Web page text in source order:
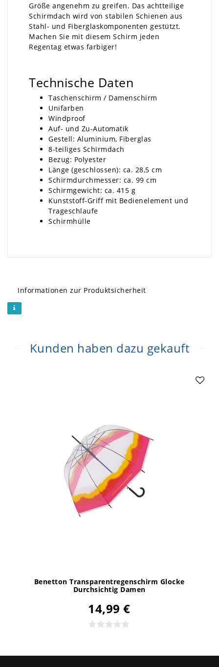
Größe angenehm zu greifen. Das achtteilige
Schirmdach wird von stabilen Schienen aus
Stahl- und Fiberglaskomponenten gestützt.
Machen Sie mit diesem Schirm jeden
Regentag etwas farbiger!
Technische Daten
Taschenschirm / Damenschirm
Unifarben
Windproof
Auf- und Zu-Automatik
Gestell: Aluminium, Fiberglas
8-teiliges Schirmdach
Bezug: Polyester
Länge (geschlossen): ca. 28,5 cm
Schirmdurchmesser: ca. 99 cm
Schirmgewicht: ca. 415 g
Kunststoff-Griff mit Bedienelement und
Trageschlaufe
Schirmhülle
Informationen zur Produktsicherheit
Kunden haben dazu gekauft
Benetton Transparentregenschirm Glocke
Durchsichtig Damen
14,99 €